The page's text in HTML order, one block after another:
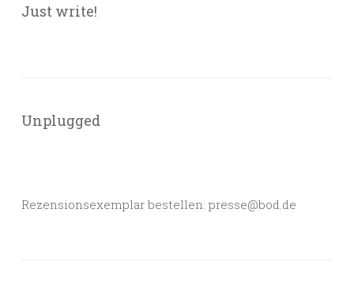
Just write!
Unplugged
Rezensionsexemplar bestellen: presse@bod.de